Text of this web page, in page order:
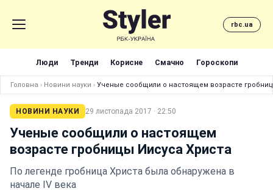
rbc.ua
Люди Тренди Корисне Смачно Гороскопи
Головна › Новини науки › Ученые сообщили о настоящем возрасте
НОВИНИ НАУКИ 29 листопада 2017 · 22:50
Ученые сообщили о настоящем
возрасте гробницы Иисуса Христа
По легенде гробница Христа была обнаружена в
начале IV века